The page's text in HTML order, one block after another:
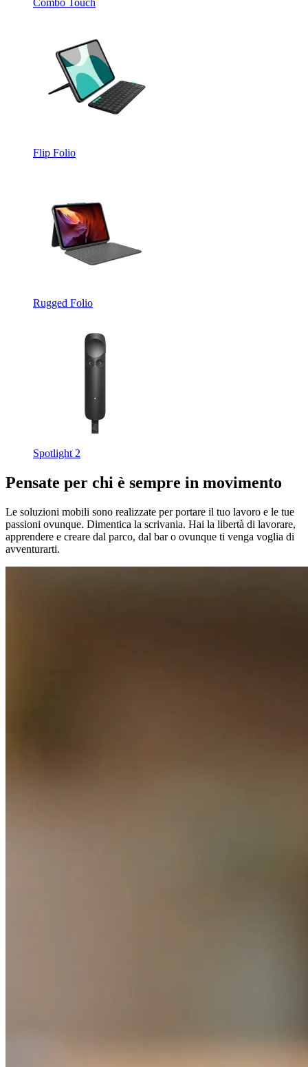
Combo Touch
Flip Folio
Rugged Folio
Spotlight 2
Pensate per chi è sempre in movimento
Le soluzioni mobili sono realizzate per portare il tuo lavoro e le tue
passioni ovunque. Dimentica la scrivania. Hai la libertà di lavorare,
apprendere e creare dal parco, dal bar o ovunque ti venga voglia di
avventurarti.